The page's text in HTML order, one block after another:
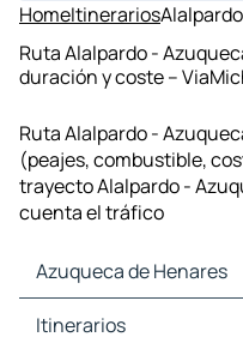
HomeItinerarios
Ruta Alalpardo -
duración y coste –
Ruta Alalpardo -
(peajes, combustible,
trayecto Alalpardo -
cuenta el tráfico
Azuqueca de Henares
Azuqueca de Henares
Itinerarios